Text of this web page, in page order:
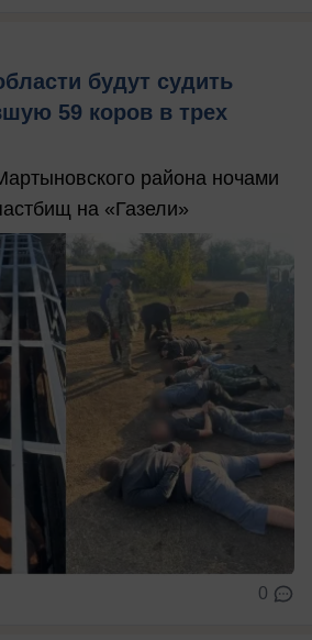
будут судить
59 коров в трех
района ночами
на «Газели»
0